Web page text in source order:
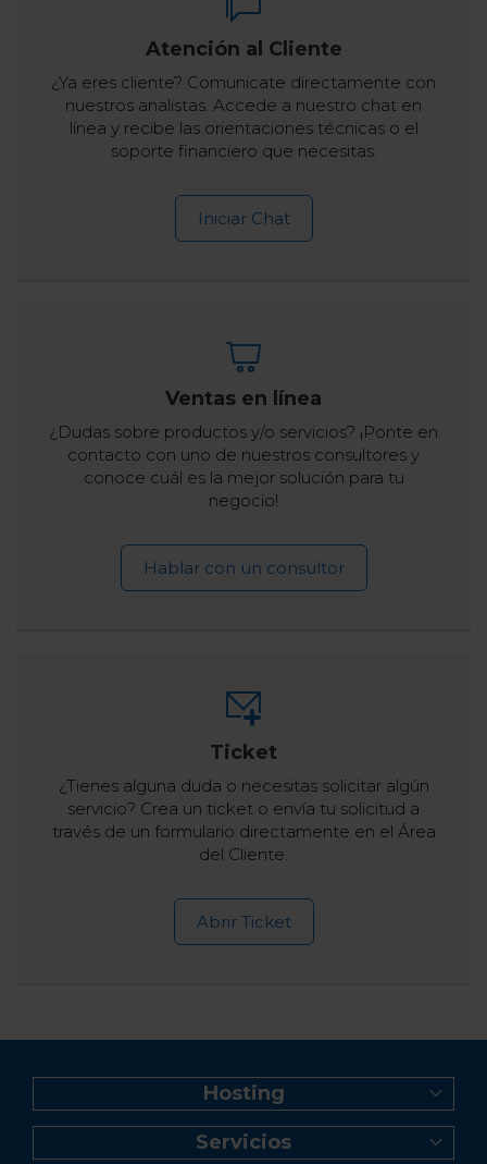
Atención al Cliente
¿Ya eres cliente? Comunicate directamente con
nuestros analistas. Accede a nuestro chat en
línea y recibe las orientaciones técnicas o el
soporte financiero que necesitas.
Iniciar Chat
Ventas en línea
¿Dudas sobre productos y/o servicios? ¡Ponte en
contacto con uno de nuestros consultores y
conoce cuál es la mejor solución para tu
negocio!
Hablar con un consultor
Ticket
¿Tienes alguna duda o necesitas solicitar algún
servicio? Crea un ticket o envía tu solicitud a
través de un formulario directamente en el Área
del Cliente.
Abrir Ticket
Hosting
Web Hosting
Creador de Sitios
Servicios